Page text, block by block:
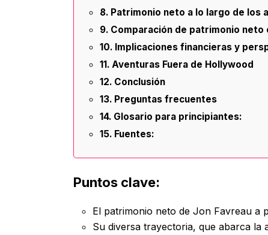
Patrimonio neto a lo largo de los
Comparación de patrimonio neto
Implicaciones financieras y
Aventuras Fuera de Hollywood
Conclusión
Preguntas frecuentes
Glosario para principiantes:
Fuentes:
Puntos clave:
El patrimonio neto de Jon Favreau a
Su diversa trayectoria, que abarca